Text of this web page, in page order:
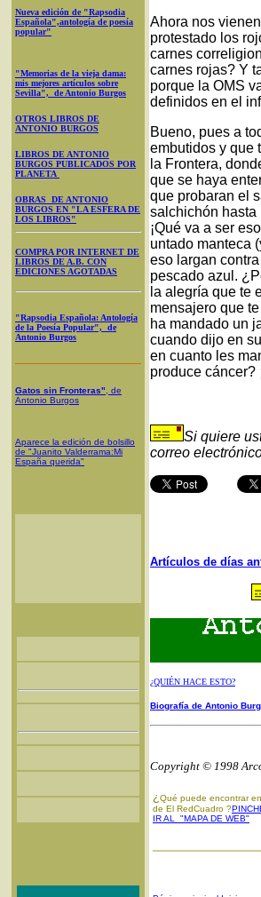
Nueva edición de "Rapsodia
Española",antología de poesía
popular"
"Memorias de la vieja dama:
mis mejores artículos sobre
Sevilla", de Antonio Burgos
OTROS LIBROS DE
ANTONIO BURGOS
LIBROS DE ANTONIO
BURGOS PUBLICADOS POR
PLANETA
OBRAS DE ANTONIO
BURGOS EN "LA ESFERA DE
LOS LIBROS"
COMPRA POR INTERNET DE
LIBROS DE A.B. CON
EDICIONES AGOTADAS
"Rapsodia Española: Antología
de la Poesía Popular", de
Antonio Burgos
Gatos sin Fronteras" , de
Antonio Burgos
Aparece la edición de bolsillo
de "Juanito Valderrama:Mi
España querida"
Ahora nos
protestado los
carnes
carnes rojas? Y
porque la OMS
definidos en el
Bueno, pues a
embutidos y que
la Frontera,
que se haya
que probaran el
salchichón hasta
¡Qué va a ser
untado manteca
eso largan
pescado azul.
la alegría que te
mensajero que
ha mandado un
cuando dijo en
en cuanto les
produce cáncer?
Si quiere
correo
Artículos de días
¿QUIÉN HACE ESTO?
Biografía de Antonio
Copyright © 1998
¿ Qué puede encontrar
de El RedCuadro ?
IR AL "MAPA DE WEB"